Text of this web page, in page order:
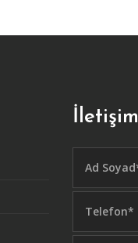
İletişim